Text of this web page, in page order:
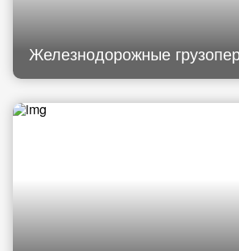
Железнодорожные